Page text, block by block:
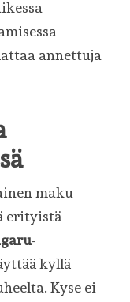
annettuja
maku
erityistä
-
kyllä
Kyse ei